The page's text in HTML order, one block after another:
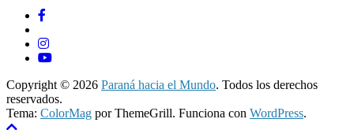
Copyright © 2026 Paraná hacia el Mundo. Todos los derechos
reservados.
Tema: ColorMag por ThemeGrill. Funciona con WordPress.